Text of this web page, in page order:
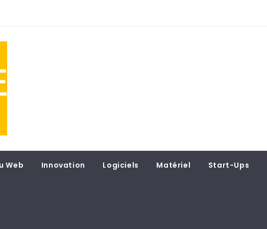
Web Innovation Logiciels Matériel Start-Ups